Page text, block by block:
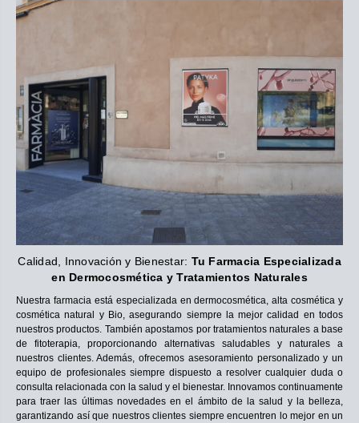
Calidad, Innovación y Bienestar: Tu Farmacia Especializada
en Dermocosmética y Tratamientos Naturales
Nuestra farmacia está especializada en dermocosmética, alta cosmética y
cosmética natural y Bio, asegurando siempre la mejor calidad en todos
nuestros productos. También apostamos por tratamientos naturales a base
de fitoterapia, proporcionando alternativas saludables y naturales a
nuestros clientes. Además, ofrecemos asesoramiento personalizado y un
equipo de profesionales siempre dispuesto a resolver cualquier duda o
consulta relacionada con la salud y el bienestar. Innovamos continuamente
para traer las últimas novedades en el ámbito de la salud y la belleza,
garantizando así que nuestros clientes siempre encuentren lo mejor en un